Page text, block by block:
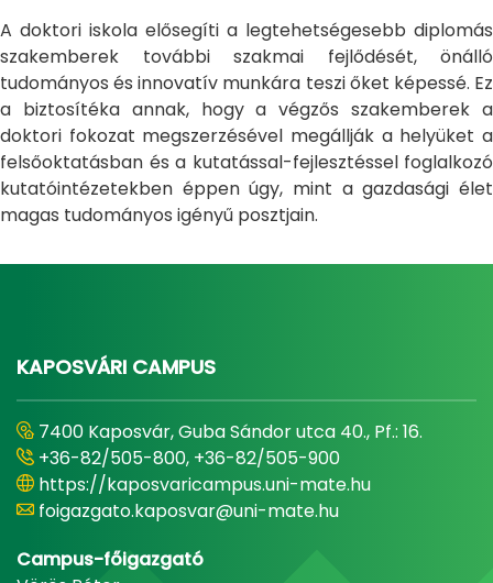
A doktori iskola elősegíti a legtehetségesebb diplomás
szakemberek további szakmai fejlődését, önálló
tudományos és innovatív munkára teszi őket képessé. Ez
a biztosítéka annak, hogy a végzős szakemberek a
doktori fokozat megszerzésével megállják a helyüket a
felsőoktatásban és a kutatással-fejlesztéssel foglalkozó
kutatóintézetekben éppen úgy, mint a gazdasági élet
magas tudományos igényű posztjain.
KAPOSVÁRI CAMPUS
7400 Kaposvár, Guba Sándor utca 40., Pf.: 16.
+36-82/505-800, +36-82/505-900
https://kaposvaricampus.uni-mate.hu
foigazgato.kaposvar@uni-mate.hu
Campus-főigazgató